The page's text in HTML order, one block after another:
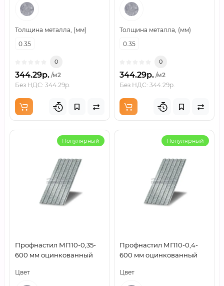
Толщина металла, (мм)
0.35
0
344.29р. /м2
Без НДС: 344.29р.
Толщина металла, (мм)
0.35
0
344.29р. /м2
Без НДС: 344.29р.
Популярный
Профнастил МП10-0,35-
600 мм оцинкованный
Цвет
Популярный
Профнастил МП10-0,4-
600 мм оцинкованный
Цвет